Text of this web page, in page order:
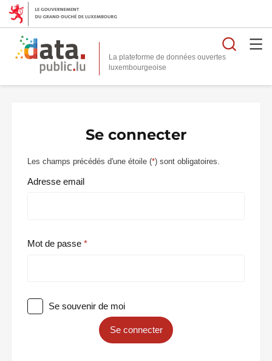
La plateforme de données ouvertes
Se connecter
Les champs précédés d'une étoile (*) sont obligatoires.
Adresse email
Mot de passe
Se souvenir de moi
Se connecter